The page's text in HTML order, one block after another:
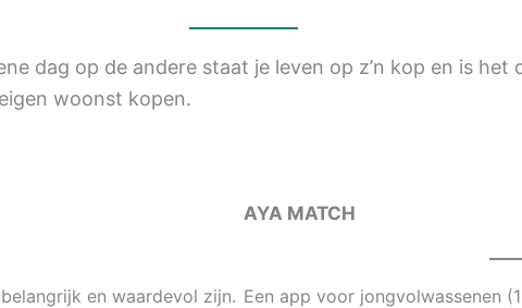
dag op de andere staat je leven op z’n kop en is
woonst kopen.
en waardevol zijn.
AYA MATCH
Een app voor jongvolwassenen